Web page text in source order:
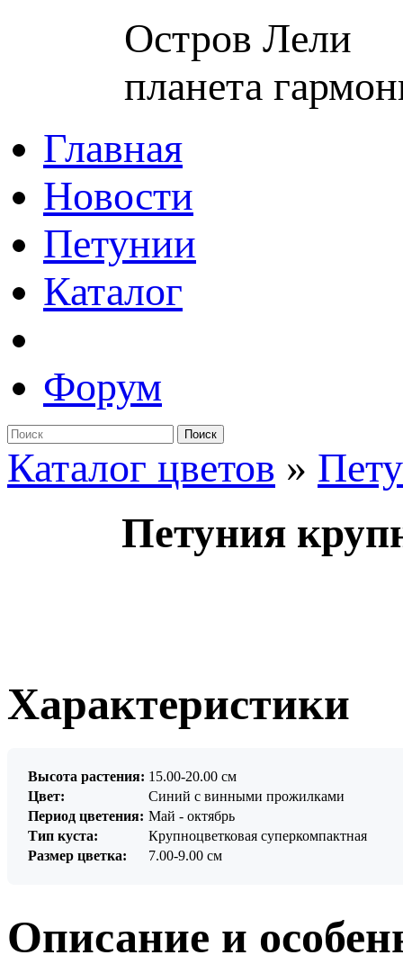
Остров Лели
планета
Главная
Новости
Петунии
Каталог
Форум
Поиск
Каталог цветов »
Петуния
Характеристики
Высота растения: 15.00-20.00 см
Цвет:
Синий с винными прожилками
Период цветения: Май - октябрь
Тип куста:
Крупноцветковая суперкомпактная
Размер цветка:
7.00-9.00 см
Описание и